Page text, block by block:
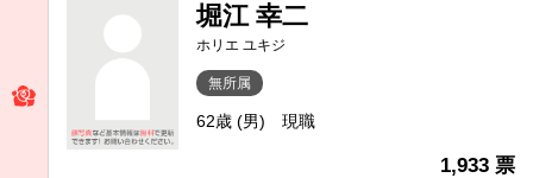
堀江 幸二
ホリエ ユキジ
無所属
62歳 (男) 現職
1,933 票